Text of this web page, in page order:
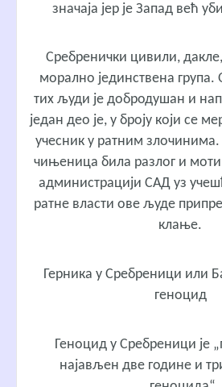
значаја јер је Запад већ
Сребренички цивили,
морално јединствена
тих људи је добродушан и
један део је, у броју који се
учесник у ратним
чињеница била разлог и
администрацији САД уз
ратне власти ове људе
клање.
Герника у Сребреници или
геноцид
Геноцид у Сребреници је
најављен две године и